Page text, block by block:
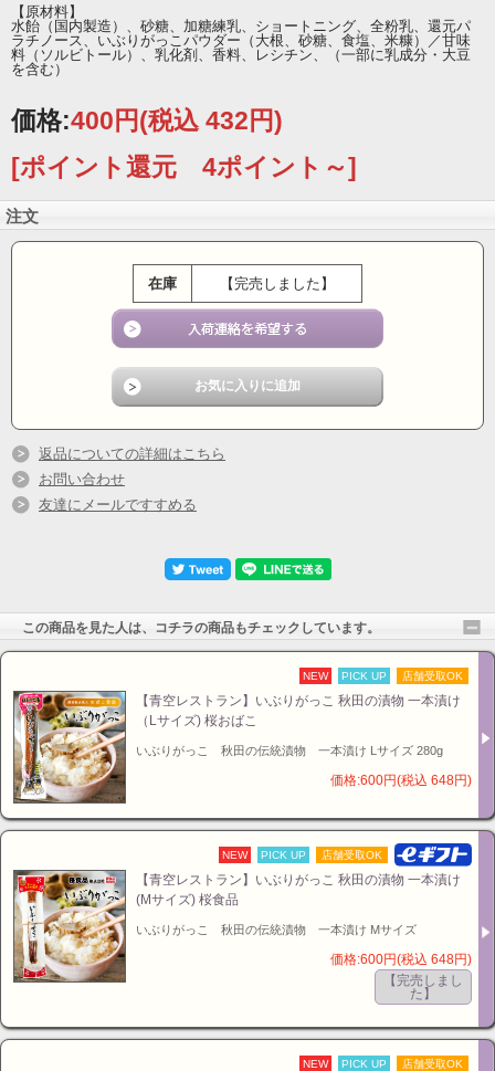
【原材料】
水飴（国内製造）、砂糖、加糖練乳、ショートニング、全粉乳、還元パ
ラチノース、いぶりがっこパウダー（大根、砂糖、食塩、米糠）／甘味
料（ソルビトール）、乳化剤、香料、レシチン、（一部に乳成分・大豆
を含む）
価格:400円(税込 432円)
[ポイント還元 4ポイント～]
注文
在庫 【完売しました】
返品についての詳細はこちら
お問い合わせ
友達にメールですすめる
この商品を見た人は、コチラの商品もチェックしています。
NEW PICK UP 店舗受取OK
【青空レストラン】いぶりがっこ 秋田の漬物 一本漬け
（Lサイズ) 桜おばこ
いぶりがっこ 秋田の伝統漬物 一本漬け Lサイズ 280g
価格:600円(税込 648円)
NEW PICK UP 店舗受取OK
【青空レストラン】いぶりがっこ 秋田の漬物 一本漬け
(Mサイズ) 桜食品
いぶりがっこ 秋田の伝統漬物 一本漬け Mサイズ
価格:600円(税込 648円)
【完売しまし
た】
NEW PICK UP 店舗受取OK